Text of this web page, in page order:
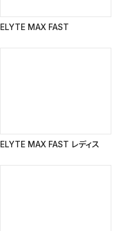
ELYTE MAX FAST
ELYTE MAX FAST レディス